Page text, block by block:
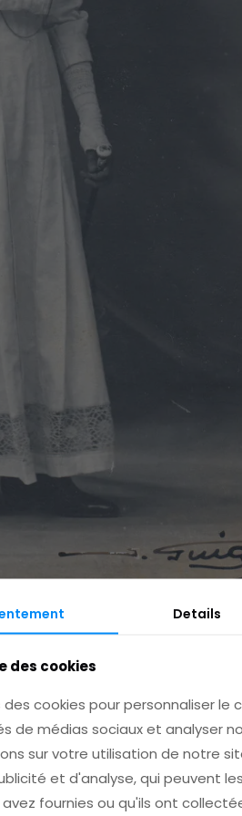
Description
Details
des cookies
des cookies pour personnaliser
de médias sociaux et analyser
sur votre utilisation de notre
et d'analyse, qui peuvent
fournies ou qu'ils ont